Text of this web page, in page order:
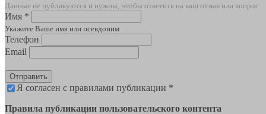
Данные не публикуются и нужны, чтобы ответить на ваш отзыв или вопрос
Имя *
Укажите Ваше имя или псевдоним
Телефон
Email
Отправить
Я согласен с правилами публикации *
Правила публикации пользовательского контента